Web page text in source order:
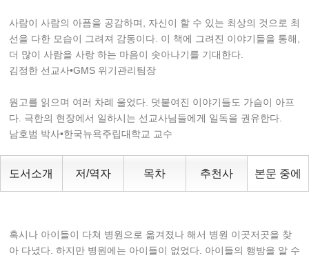
사람이 사람의 아픔을 공감하며, 자신이 할 수 있는 최상의 것으로 최
선을 다한 모습이 그려져 감동이다. 이 책에 그려진 이야기들을 통해,
더 많이 사람을 사랑 하는 마음이 솟아나기를 기대한다.
김정한 선교사•GMS 위기관리팀장
원고를 읽으며 여러 차례 울었다. 덧붙여진 이야기들도 가슴이 아프
다. 극한의 현장에서 일하시는 선교사님들에게 일독을 권유한다.
남호범 박사•한국뉴욕주립대학교 교수
도서소개 저/역자 목차 추천사 본문 중에
혹시나 아이들이 다쳐 병원으로 옮겨졌나 해서 병원 이곳저곳을 찾
아 다녔다. 하지만 병원에는 아이들이 없었다. 아이들의 행방을 알 수